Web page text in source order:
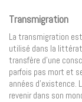
Transmigration
La transmigration
utilisé dans la
transfère d’une
parfois pas mort et
années d’existence.
revenir dans son